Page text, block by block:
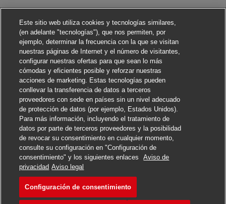
Solicitar
Marcar
Este sitio web utiliza cookies y tecnologías similares,
(en adelante "tecnologías"), que nos permiten, por
ejemplo, determinar la frecuencia con la que se visitan
nuestras páginas de Internet y el número de visitantes,
configurar nuestras ofertas para que sean lo más
cómodas y eficientes posible y reforzar nuestras
acciones de marketing. Estas tecnologías pueden
conllevar la transferencia de datos a terceros
proveedores con sede en países sin un nivel adecuado
de protección de datos (por ejemplo, Estados Unidos).
Para más información, incluyendo el tratamiento de
datos por parte de terceros proveedores y la posibilidad
de revocar su consentimiento en cualquier momento,
consulte su configuración en "Configuración de
consentimiento" y los siguientes enlaces
Aviso de
privacidad Aviso legal
Configuración de consentimiento